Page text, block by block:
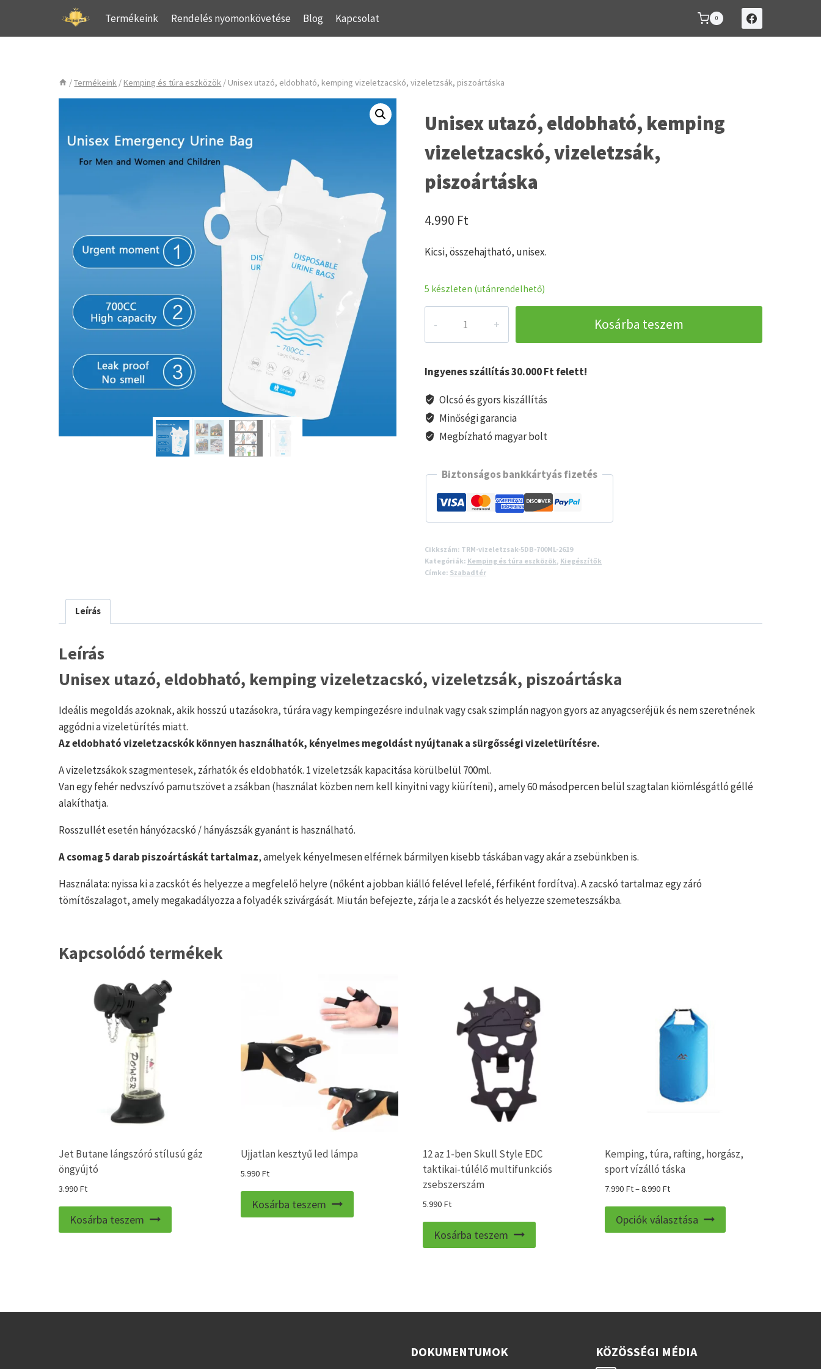
content
Termékeink Rendelés nyomonkövetése Blog Kapcsolat 0
/Termékeink / Kemping és túra eszközök / Unisex utazó, eldobható, kemping vizeletzacskó, vizeletzsák, piszoártáska
Unisex utazó, eldobható, kemping
vizeletzacskó, vizeletzsák,
piszoártáska
4.990 Ft
Kicsi, összehajtható, unisex.
5 készleten (utánrendelhető)
utazó,
eldobható,
vizeletzacskó,
vizeletzsák,
piszoártáska
mennyiség
Kosárba teszem
Ingyenes szállítás 30.000 Ft felett!
Olcsó és gyors kiszállítás
Minőségi garancia
Megbízható magyar bolt
Biztonságos bankkártyás fizetés
Cikkszám: TRM-vizeletzsak-5DB-700ML-2619
Kategóriák: Kemping és túra eszközök Kiegészítők
Címke: Szabadtér
Leírás
Leírás
Unisex utazó, eldobható, kemping vizeletzacskó, vizeletzsák, piszoártáska
Ideális megoldás azoknak, akik hosszú utazásokra, túrára vagy kempingezésre indulnak vagy csak szimplán nagyon gyors az anyagcseréjük és nem szeretnének
aggódni a vizeletürítés miatt.
Az eldobható vizeletzacskók könnyen használhatók, kényelmes megoldást nyújtanak a sürgősségi vizeletürítésre.
A vizeletzsákok szagmentesek, zárhatók és eldobhatók. 1 vizeletzsák kapacitása körülbelül 700ml.
Van egy fehér nedvszívó pamutszövet a zsákban (használat közben nem kell kinyitni vagy kiüríteni), amely 60 másodpercen belül szagtalan kiömlésgátló géllé
alakíthatja.
Rosszullét esetén hányózacskó / hányászsák gyanánt is használható.
A csomag 5 darab piszoártáskát tartalmaz, amelyek kényelmesen elférnek bármilyen kisebb táskában vagy akár a zsebünkben is.
Használata: nyissa ki a zacskót és helyezze a megfelelő helyre (nőként a jobban kiálló felével lefelé, férfiként fordítva). A zacskó tartalmaz egy záró
tömítőszalagot, amely megakadályozza a folyadék szivárgását. Miután befejezte, zárja le a zacskót és helyezze szemeteszsákba.
Kapcsolódó termékek
Jet Butane lángszóró stílusú gáz
öngyújtó
3.990 Ft
Kosárba teszem
Ujjatlan kesztyű led lámpa
5.990 Ft
Kosárba teszem
12 az 1-ben Skull Style EDC
taktikai-túlélő multifunkciós
zsebszerszám
5.990 Ft
Kosárba teszem
Kemping, túra, rafting, horgász,
sport vízálló táska
7.990 Ft–8.990 FtÁrtartomány:
-
8.990 Ft
Opciók választása
a
A
DOKUMENTUMOK KÖZÖSSÉGI MÉDIA